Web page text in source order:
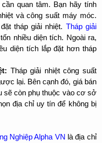
quan tâm. Bạn hãy tính
và công suất máy móc.
tháp giải nhiệt. Tháp giải
nhiều diện tích. Ngoài ra,
diện tích lắp đặt hơn tháp
Tháp giải nhiệt công suất
lại. Bên cạnh đó, giá bán
sẽ còn phụ thuộc vào cơ sở
địa chỉ uy tín để không bị
Nghiệp Alpha VN là địa chỉ